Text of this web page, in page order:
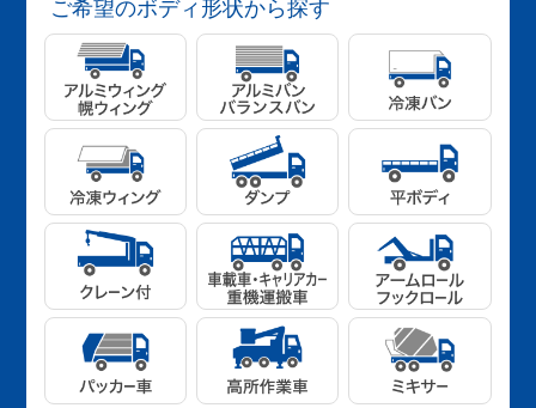
ご希望のボディ形状から探す